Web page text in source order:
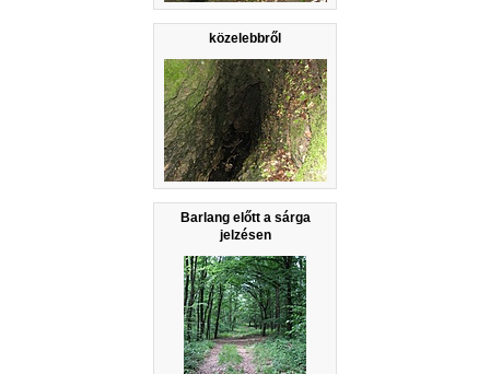
közelebbről
Barlang előtt a sárga
jelzésen